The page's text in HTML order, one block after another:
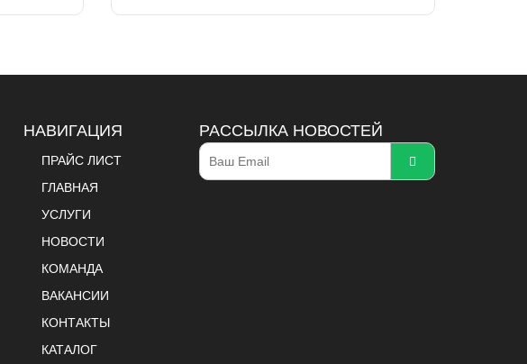
НАВИГАЦИЯ
ПРАЙС ЛИСТ
ГЛАВНАЯ
УСЛУГИ
НОВОСТИ
КОМАНДА
ВАКАНСИИ
КОНТАКТЫ
КАТАЛОГ
РАССЫЛКА НОВОСТЕЙ